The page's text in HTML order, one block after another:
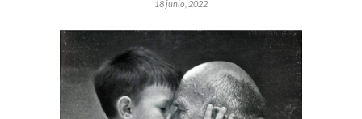
18 junio, 2022